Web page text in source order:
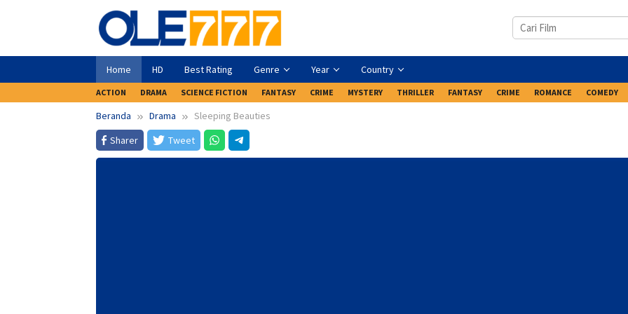
Home HD Best Rating Genre Year Country
ACTION DRAMA SCIENCE FICTION FANTASY CRIME MYSTERY THRILLER FANTASY CRIME ROMANCE COMEDY
Beranda Drama
Sleeping Beauties
Sharer
Tweet